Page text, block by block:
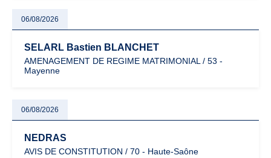
06/08/2026
SELARL Bastien BLANCHET
AMENAGEMENT DE REGIME MATRIMONIAL / 53 -
Mayenne
06/08/2026
NEDRAS
AVIS DE CONSTITUTION / 70 - Haute-Saône